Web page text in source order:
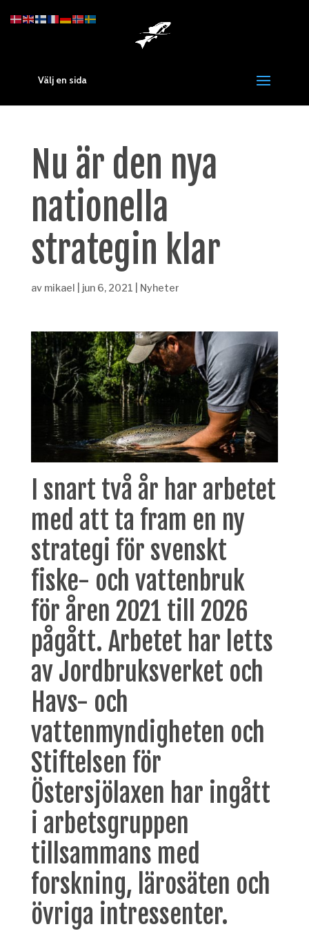
Välj en sida
Nu är den nya
nationella
strategin klar
av mikael jun 6, 2021 Nyheter
I snart två år har arbetet
med att ta fram en ny
strategi för svenskt
fiske- och vattenbruk
för åren 2021 till 2026
pågått. Arbetet har letts
av Jordbruksverket och
Havs- och
vattenmyndigheten och
Stiftelsen för
Östersjölaxen har ingått
i arbetsgruppen
tillsammans med
forskning, lärosäten och
övriga intressenter.